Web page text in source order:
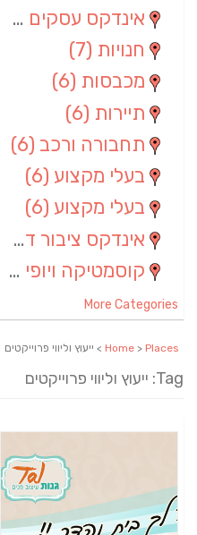
אינדקס עסקים ארצי
חנויות (7)
מכבסות (6)
תיירות (6)
תחבורה ורכב (6)
בעלי מקצוע (6)
בעלי מקצוע (6)
אינדקס ציבור דתי
קוסמטיקה ויופי (4)
More Categories
Home > Places > ייעוץ וליווי פרוייקטים
Tag: ייעוץ וליווי פרוייקטים